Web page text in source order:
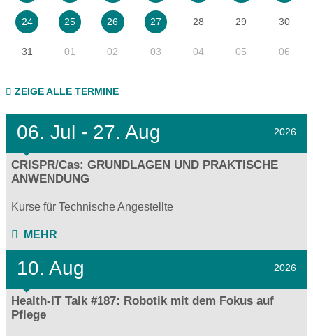
24 25 26 27 28 29 30
31 01 02 03 04 05 06
ZEIGE ALLE TERMINE
06. Jul - 27. Aug 2026
CRISPR/Cas: GRUNDLAGEN UND PRAKTISCHE
ANWENDUNG
Kurse für Technische Angestellte
MEHR
10. Aug 2026
Health-IT Talk #187: Robotik mit dem Fokus auf
Pflege